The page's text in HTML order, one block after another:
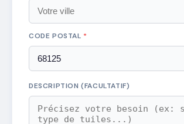
CODE POSTAL *
DESCRIPTION (FACULTATIF)